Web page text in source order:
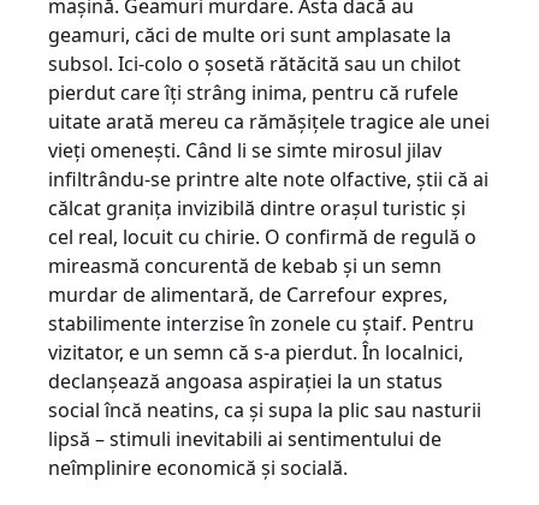
maşină. Geamuri murdare. Asta dacă au
geamuri, căci de multe ori sunt amplasate la
subsol. Ici-colo o şosetă rătăcită sau un chilot
pierdut care îţi strâng inima, pentru că rufele
uitate arată mereu ca rămăşiţele tragice ale unei
vieţi omeneşti. Când li se simte mirosul jilav
infiltrându-se printre alte note olfactive, ştii că ai
călcat graniţa invizibilă dintre oraşul turistic şi
cel real, locuit cu chirie. O confirmă de regulă o
mireasmă concurentă de kebab şi un semn
murdar de alimentară, de Carrefour expres,
stabilimente interzise în zonele cu ştaif. Pentru
vizitator, e un semn că s-a pierdut. În localnici,
declanşează angoasa aspiraţiei la un status
social încă neatins, ca şi supa la plic sau nasturii
lipsă – stimuli inevitabili ai sentimentului de
neîmplinire economică şi socială.